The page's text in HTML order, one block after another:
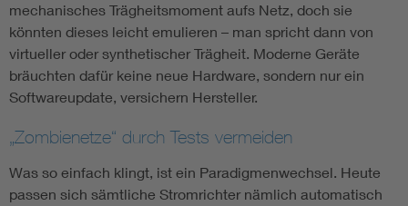
mechanisches Trägheitsmoment aufs Netz, doch sie
könnten dieses leicht emulieren – man spricht dann von
virtueller oder synthetischer Trägheit. Moderne Geräte
bräuchten dafür keine neue Hardware, sondern nur ein
Softwareupdate, versichern Hersteller.
„Zombienetze“ durch Tests vermeiden
Was so einfach klingt, ist ein Paradigmenwechsel. Heute
passen sich sämtliche Stromrichter nämlich automatisch